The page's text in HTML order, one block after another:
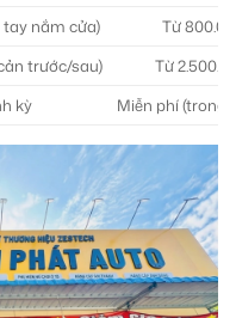
nắm cửa)
Từ
trước/sau)
Từ
kỳ
Miễn phí (trong